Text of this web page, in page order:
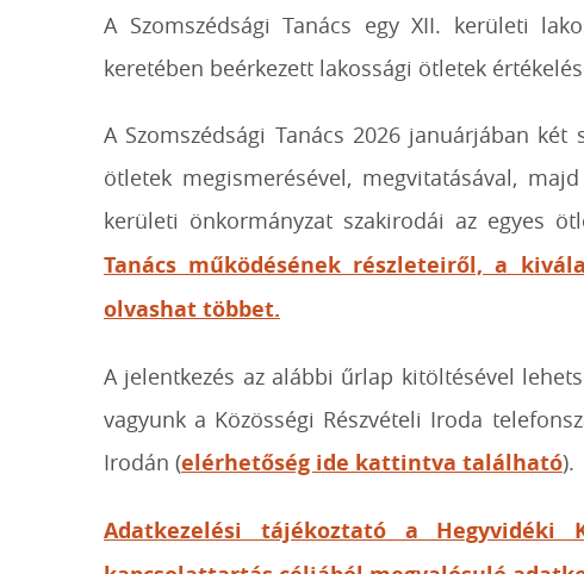
A Szomszédsági Tanács egy XII. kerületi
keretében beérkezett lakossági ötletek
A Szomszédsági Tanács 2026 januárjában
ötletek megismerésével, megvitatásával,
kerületi önkormányzat szakirodái az egyes
Tanács működésének részleteiről, a
olvashat többet.
A jelentkezés az alábbi űrlap kitöltésével
vagyunk a Közösségi Részvételi Iroda
Irodán (elérhetőség ide kattintva található).
Adatkezelési tájékoztató a Hegyvidéki